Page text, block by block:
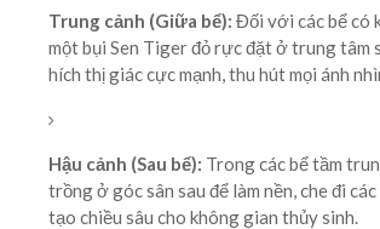
Trung cảnh (Giữa bể): Đối với các bể có
một bụi Sen Tiger đỏ rực đặt ở trung tâm
hích thị giác cực mạnh, thu hút mọi ánh
Hậu cảnh (Sau bể): Trong các bể tầm
trồng ở góc sân sau để làm nền, che đi
tạo chiều sâu cho không gian thủy sinh.